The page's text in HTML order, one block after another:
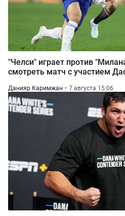
"Челси" играет против
смотреть матч с участием
Данияр Каримжан 7 августа 15:06